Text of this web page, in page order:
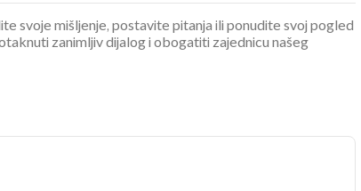
svoje mišljenje, postavite pitanja ili ponudite svoj pogled
zanimljiv dijalog i obogatiti zajednicu našeg